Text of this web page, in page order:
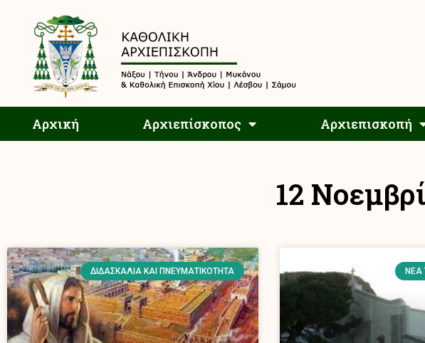
Αρχική Αρχιεπίσκοπος Αρχιεπισκοπή
12
ΔΙΔΑΣΚΑΛΊΑ ΚΑΙ ΠΝΕΥΜΑΤΙΚΌΤΗΤΑ ΝΈΑ